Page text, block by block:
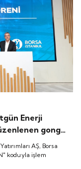
Enerji
gong
başladı.
AŞ, Borsa
koduyla işlem